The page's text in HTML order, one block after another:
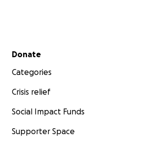
Secondary menu
Donate
Categories
Crisis relief
Social Impact Funds
Supporter Space